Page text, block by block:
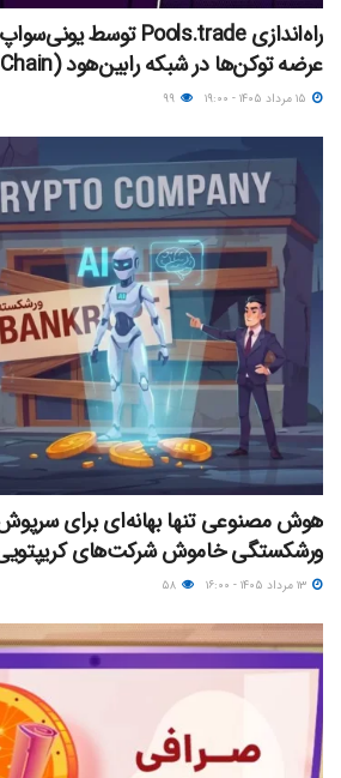
عرضه توکن‌ها در شبکه رابین‌هود (Robinhood Chain)
هوش مصنوعی تنها بهانه‌ای برای
ورشکستگی خاموش شرکت‌های